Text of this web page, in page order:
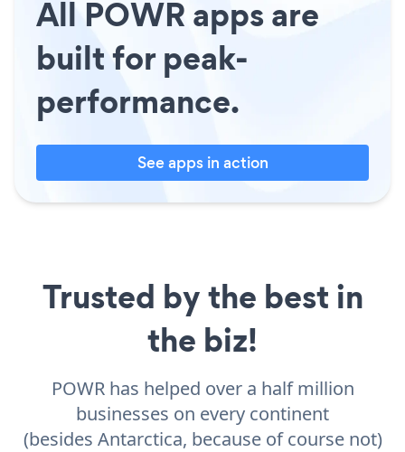
All POWR apps are
built for peak-
performance.
See apps in action
Trusted by the best in
the biz!
POWR has helped over a half million
businesses on every continent
(besides Antarctica, because of course not)